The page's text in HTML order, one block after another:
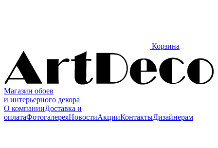
Корзина
Магазин обоев
и интерьерного декора
О компанииДоставка и
оплатаФотогалереяНовостиАкцииКонтактыДизайнерам